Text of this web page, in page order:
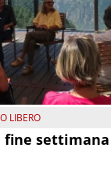
LIBERO
fine